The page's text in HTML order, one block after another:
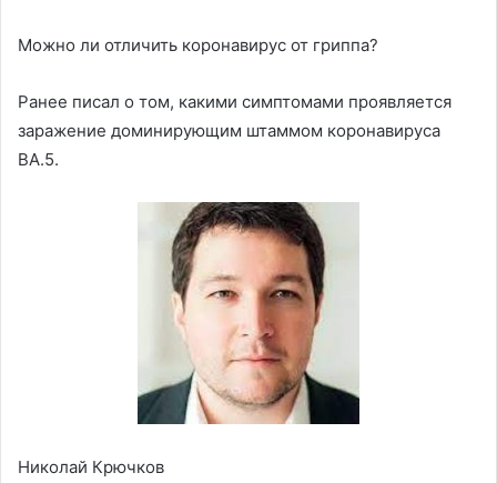
Можно ли отличить коронавирус от гриппа?
Ранее писал о том, какими симптомами проявляется
заражение доминирующим штаммом коронавируса
BA.5.
Николай Крючков